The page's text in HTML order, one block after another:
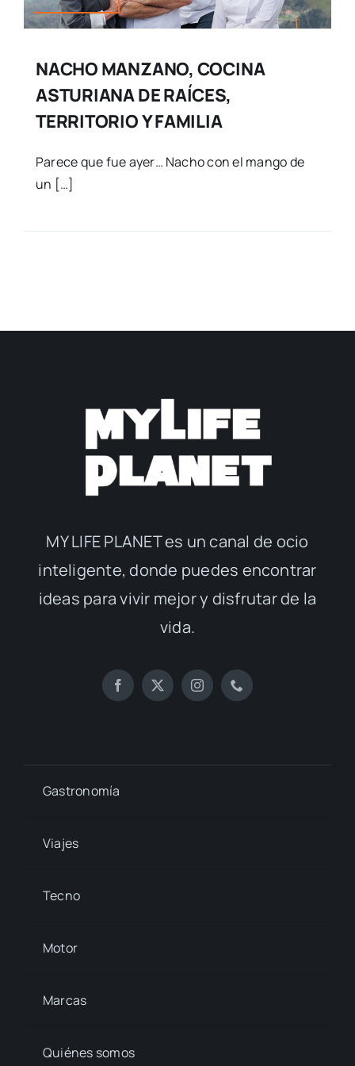
NACHO MANZANO, COCINA
ASTURIANA DE RAÍCES,
TERRITORIO Y FAMILIA
Parece que fue ayer… Nacho con el mango de
un […]
MY LIFE PLANET es un canal de ocio
inteligente, donde puedes encontrar
ideas para vivir mejor y disfrutar de la
vida.
Gastronomía
Viajes
Tecno
Motor
Marcas
Quiénes somos